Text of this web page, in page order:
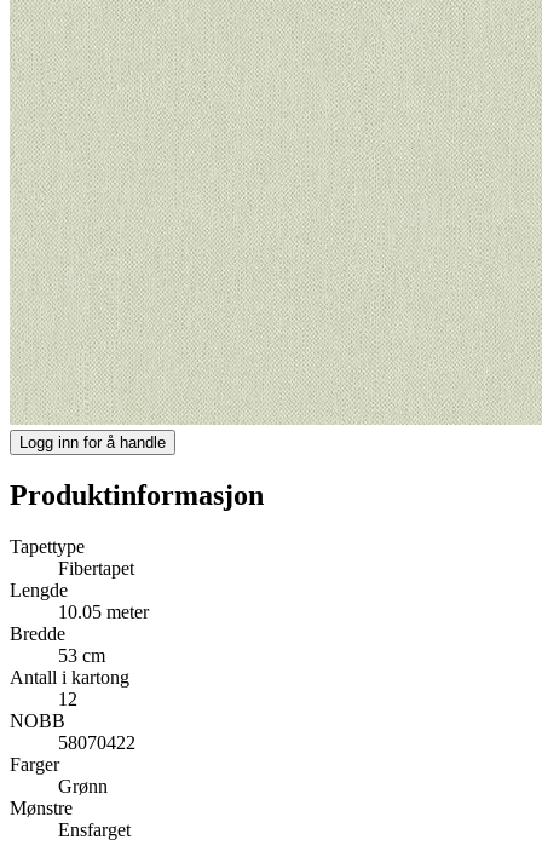
Logg inn for å handle
Produktinformasjon
Tapettype
Fibertapet
Lengde
10.05 meter
Bredde
53 cm
Antall i kartong
12
NOBB
58070422
Farger
Grønn
Mønstre
Ensfarget